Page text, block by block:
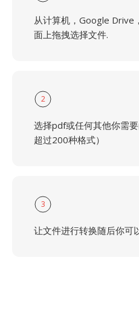
从计算机，Google Drive
面上拖拽选择文件.
2
选择pdf或任何其他你需
超过200种格式）
3
让文件进行转换随后你可